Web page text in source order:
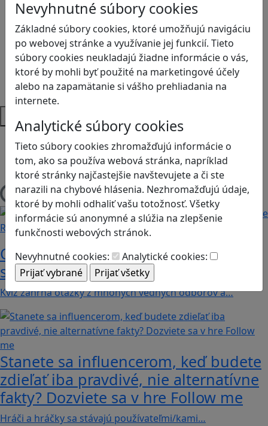
Nevyhnutné súbory cookies
Základné súbory cookies, ktoré umožňujú navigáciu
po webovej stránke a využívanie jej funkcií. Tieto
súbory cookies neukladajú žiadne informácie o vás,
ktoré by mohli byť použité na marketingové účely
alebo na zapamätanie si vášho prehliadania na
internete.
Analytické súbory cookies
Tieto súbory cookies zhromažďujú informácie o
tom, ako sa používa webová stránka, napríklad
ktoré stránky najčastejšie navštevujete a či ste
narazili na chybové hlásenia. Nezhromažďujú údaje,
ktoré by mohli odhaliť vašu totožnosť. Všetky
informácie sú anonymné a slúžia na zlepšenie
funkčnosti webových stránok.
Nevyhnutné cookies:
Analytické cookies:
Logické myslenie
Ľudské práva a tolerancia
Motorika a koncentrácia
Programovanie/Technika
Sociálne zručnosti a kooperácia
Strategické myslenie
Zdravie a pohyb
Platformy
Android
Herná konzola
Stolové, kartové
Načítam blogy
Recenzie
Otestujete a rozšírte svoje znalosti o
svete s hrou Erudite
Kvíz zahŕňa otázky z mnohých vedných odborov a…
Stanete sa influencerom, keď budete
zdieľať iba pravdivé, nie alternatívne
fakty? Dozviete sa v hre Follow me
Hráči a hráčky sa stávajú používateľmi/kami…